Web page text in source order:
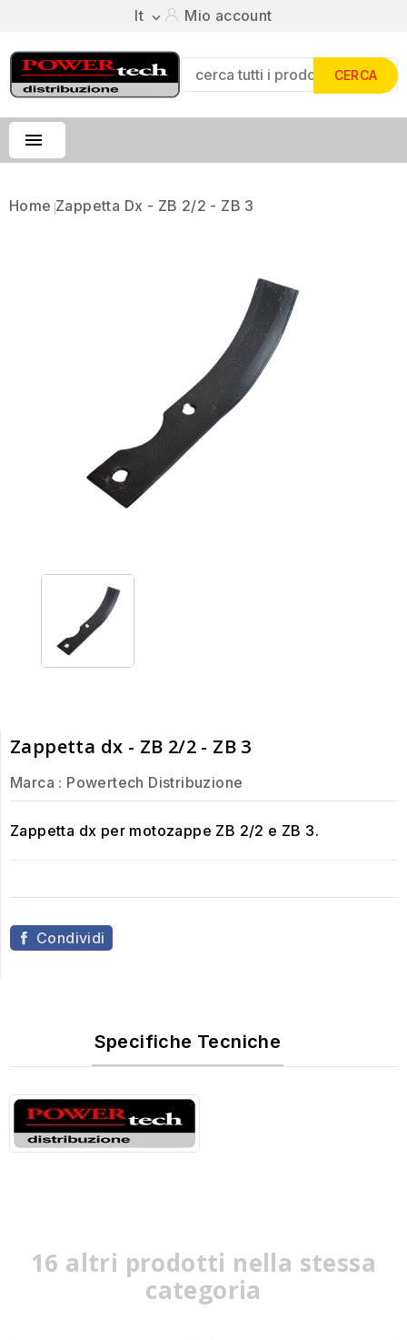
It  Mio account
CERCA

Home Zappetta Dx - ZB 2/2 - ZB 3
Zappetta dx - ZB 2/2 - ZB 3
Marca : Powertech Distribuzione
Zappetta dx per motozappe ZB 2/2 e ZB 3.
Condividi
Specifiche Tecniche
16 altri prodotti nella stessa
categoria